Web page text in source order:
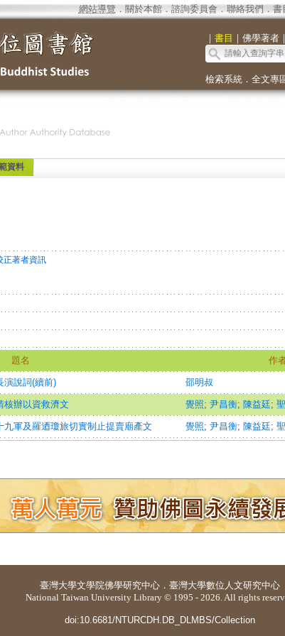
網站導覽 ． 關於本館． 諮詢委員會． 聯絡我們 ． 書
｜ 書目 ｜ 佛學著者｜
檢索系統． 全文專
資料
正著者資訊
題名 作
演說詞(續前) 邵明叔
核辦以資救濟文 覺照; 尹昌衡; 陳益廷;
軍及羅迺瓊旅切實制止提賣廟產文 覺照; 尹昌衡; 陳益廷;
臺灣大學文學院佛學研究中心 ． 臺灣大學數位人文研究中心
National Taiwan University Library © 1995 - 2026. All rights
doi:10.6681/NTURCDH.DB_DLMBS/Collection